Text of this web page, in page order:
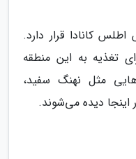
کانادا قرار دارد.
تغذیه به این منطقه
مثل نهنگ سفید،
دیده می‌شوند.